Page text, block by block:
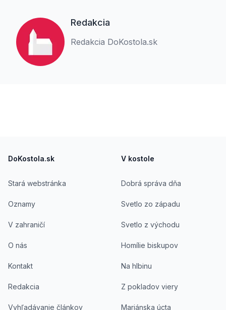
Redakcia
Redakcia DoKostola.sk
DoKostola.sk
Stará webstránka
Oznamy
V zahraničí
O nás
Kontakt
Redakcia
Vyhľadávanie článkov
V kostole
Dobrá správa dňa
Svetlo zo západu
Svetlo z východu
Homílie biskupov
Na hlbinu
Z pokladov viery
Mariánska úcta